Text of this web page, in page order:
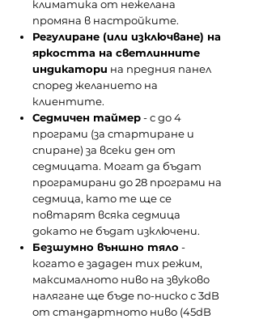
климатика от нежелана
промяна в настройките.
Регулиране (или изключване) на
яркостта на светлинните
индикатори на предния панел
спoред желанието на
клиентите.
Седмичен таймер- с до 4
програми (за стартиране и
спиране) за всеки ден от
седмицата. Могат да бъдат
програмирани до 28 програми на
седмица, като те ще се
повтарят всяка седмица
докато не бъдат изключени.
Безшумно външно тяло -
когато е зададен тих режим,
максималното ниво на звуково
налягане ще бъде по-ниско с 3dB
от стандартното ниво (45dB